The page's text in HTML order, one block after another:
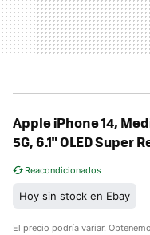
Apple iPhone 14,
5G, 6.1" OLED Super
Reacondicionados
Hoy sin stock en Ebay
El precio podría variar.